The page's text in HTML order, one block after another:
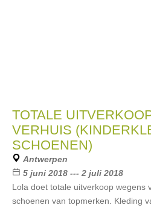
TOTALE
VERHUIS
SCHOENEN)
Antwerpen
5 juni 2018 --- 2 juli 2018
Lola doet totale uitverkoop wegens
schoenen van topmerken. Kleding